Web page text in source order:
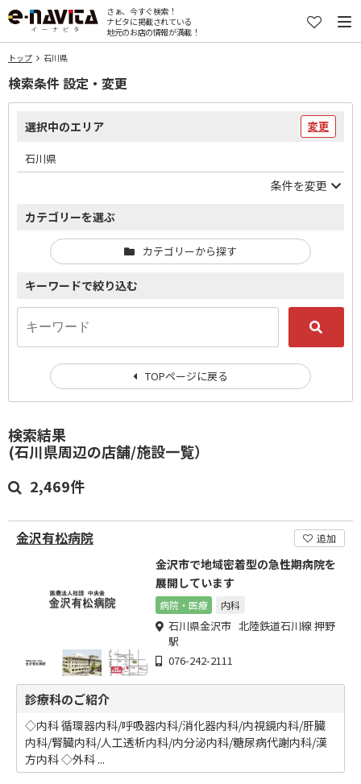
さぁ、今すぐ検索！
ナビタに掲載されている
地元のお店の情報が満載！
トップ 石川県
検索結果
(石川県周辺の店舗/施設一覧）
2,469件
金沢有松病院 追加
金沢市で地域密着型の急性期病院を
展開しています
病院・医療 内科
石川県金沢市 北陸鉄道石川線 押野
駅
076-242-2111
診療科のご紹介
◇内科 循環器内科/呼吸器内科/消化器内科/内視鏡内科/肝臓
内科/腎臓内科/人工透析内科/内分泌内科/糖尿病代謝内科/漢
方内科 ◇外科 ...
検索条件 設定・変更
選択中のエリア 変更
石川県
条件を変更
カテゴリーを選ぶ
カテゴリーから探す
キーワードで絞り込む
TOPページに戻る